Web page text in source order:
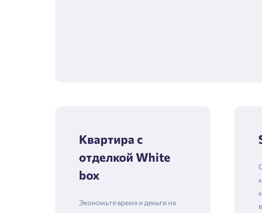
Квартира с
отделкой White
box
Экономьте время и деньги на